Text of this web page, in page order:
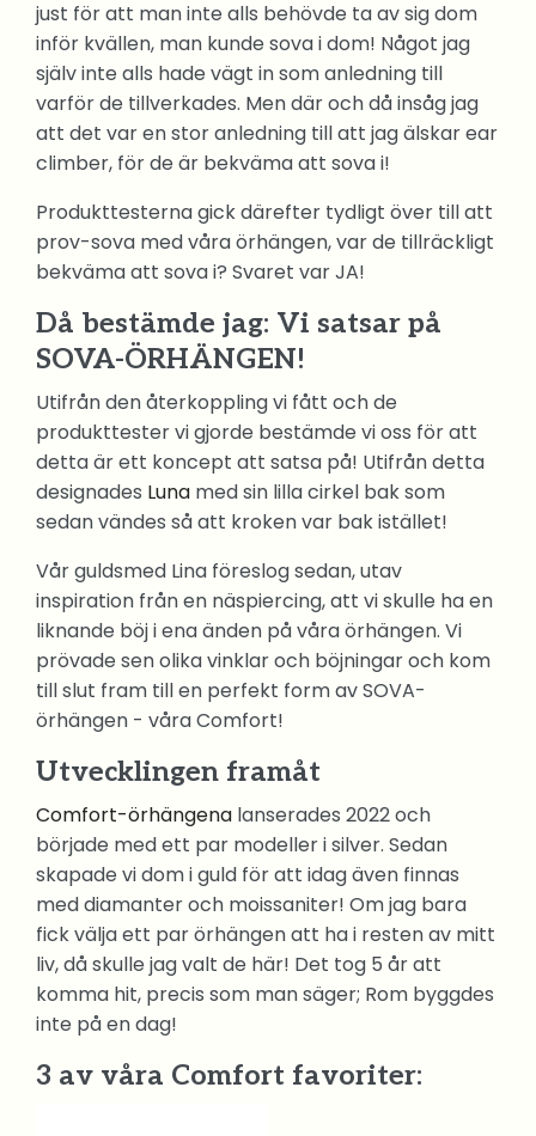
just för att man inte alls behövde ta av sig dom
inför kvällen, man kunde sova i dom! Något jag
själv inte alls hade vägt in som anledning till
varför de tillverkades. Men där och då insåg jag
att det var en stor anledning till att jag älskar ear
climber, för de är bekväma att sova i!
Produkttesterna gick därefter tydligt över till att
prov-sova med våra örhängen, var de tillräckligt
bekväma att sova i? Svaret var JA!
Då bestämde jag: Vi satsar på
SOVA-ÖRHÄNGEN!
Utifrån den återkoppling vi fått och de
produkttester vi gjorde bestämde vi oss för att
detta är ett koncept att satsa på! Utifrån detta
designades Luna med sin lilla cirkel bak som
sedan vändes så att kroken var bak istället!
Vår guldsmed Lina föreslog sedan, utav
inspiration från en näspiercing, att vi skulle ha en
liknande böj i ena änden på våra örhängen. Vi
prövade sen olika vinklar och böjningar och kom
till slut fram till en perfekt form av SOVA-
örhängen - våra Comfort!
Utvecklingen framåt
Comfort-örhängena lanserades 2022 och
började med ett par modeller i silver. Sedan
skapade vi dom i guld för att idag även finnas
med diamanter och moissaniter! Om jag bara
fick välja ett par örhängen att ha i resten av mitt
liv, då skulle jag valt de här! Det tog 5 år att
komma hit, precis som man säger; Rom byggdes
inte på en dag!
3 av våra Comfort favoriter: